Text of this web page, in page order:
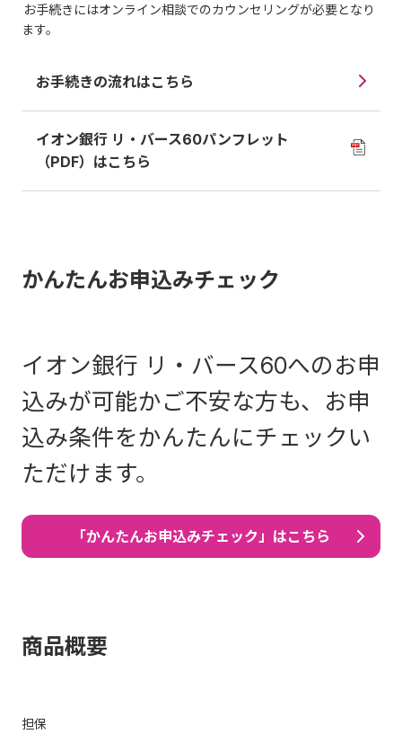
お手続きにはオンライン相談でのカウンセリングが必要となり
ます。
お手続きの流れはこちら
イオン銀行 リ・バース60パンフレット
（PDF）はこちら
かんたんお申込みチェック
イオン銀行 リ・バース60へのお申
込みが可能かご不安な方も、お申
込み条件をかんたんにチェックい
ただけます。
「かんたんお申込みチェック」はこちら
商品概要
担保